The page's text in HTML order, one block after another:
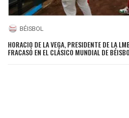
BÉISBOL
HORACIO DE LA VEGA, PRESIDENTE DE LA
FRACASÓ EN EL CLÁSICO MUNDIAL DE